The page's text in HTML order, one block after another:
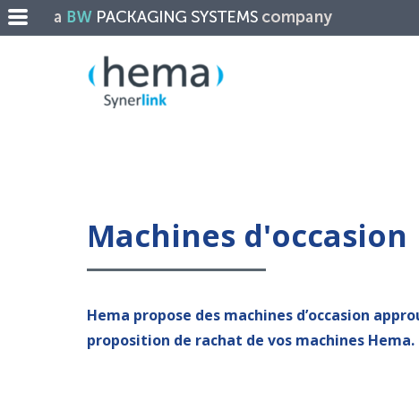
Machines d'occasion
Hema propose des machines d’occasion
proposition de rachat de vos machines Hema.